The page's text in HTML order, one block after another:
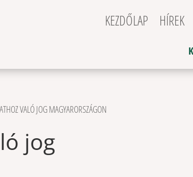
KEZDŐLAP HÍREK
VALÓ JOG MAGYARORSZÁGON
jog